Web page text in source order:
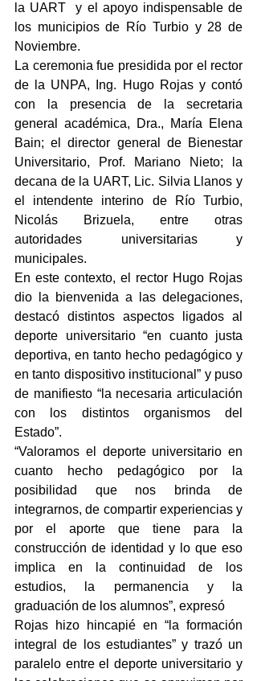
la UART  y el apoyo indispensable de
los municipios de Río Turbio y 28 de
Noviembre.
La ceremonia fue presidida por el rector
de la UNPA, Ing. Hugo Rojas y contó
con la presencia de la secretaria
general académica, Dra., María Elena
Bain; el director general de Bienestar
Universitario, Prof. Mariano Nieto; la
decana de la UART, Lic. Silvia Llanos y
el intendente interino de Río Turbio,
Nicolás Brizuela, entre otras
autoridades universitarias y
municipales.
En este contexto, el rector Hugo Rojas
dio la bienvenida a las delegaciones,
destacó distintos aspectos ligados al
deporte universitario “en cuanto justa
deportiva, en tanto hecho pedagógico y
en tanto dispositivo institucional” y puso
de manifiesto “la necesaria articulación
con los distintos organismos del
Estado”.
“Valoramos el deporte universitario en
cuanto hecho pedagógico por la
posibilidad que nos brinda de
integrarnos, de compartir experiencias y
por el aporte que tiene para la
construcción de identidad y lo que eso
implica en la continuidad de los
estudios, la permanencia y la
graduación de los alumnos”, expresó
Rojas hizo hincapié en “la formación
integral de los estudiantes” y trazó un
paralelo entre el deporte universitario y